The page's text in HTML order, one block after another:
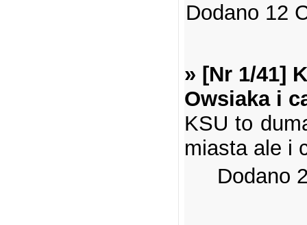
Dodano 12
» [Nr 1/41]
Owsiaka i
KSU to
miasta ale i
Dodano